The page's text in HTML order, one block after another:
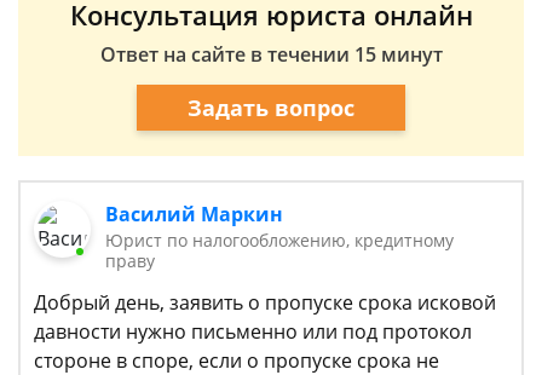
Консультация юриста онлайн
Ответ на сайте в течении 15 минут
Задать вопрос
Василий Маркин
Юрист по налогообложению, кредитному
праву
Добрый день, заявить о пропуске срока исковой
давности нужно письменно или под протокол
стороне в споре, если о пропуске срока не